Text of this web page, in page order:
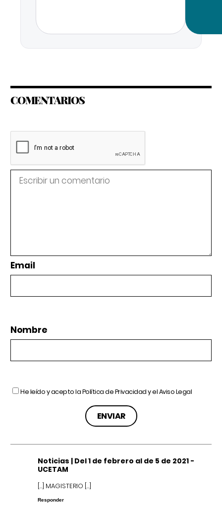
COMENTARIOS
Email
Nombre
He leído y acepto laPolítica de Privacidady elAviso Legal
Noticias | Del 1 de febrero al de 5 de 2021 -
UCETAM
[…] MAGISTERIO […]
Responder